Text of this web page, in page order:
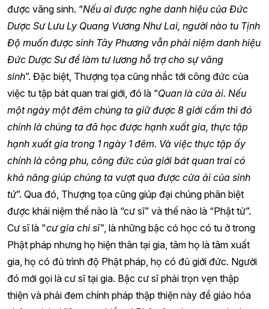
được vãng sinh. “Nếu ai được nghe danh hiệu của Đức
Dược Sư Lưu Ly Quang Vương Như Lai, người nào tu Tịnh
Độ muốn được sinh Tây Phương vẫn phải niệm danh hiệu
Đức Dược Sư để làm tư lương hỗ trợ cho sự vãng
sinh”. Đặc biệt, Thượng tọa cũng nhắc tới công đức của
việc tu tập bát quan trai giới, đó là “Quan là cửa ải. Nếu
một ngày một đêm chúng ta giữ được 8 giới cấm thì đó
chính là chúng ta đã học được hạnh xuất gia, thực tập
hạnh xuất gia trong 1 ngày 1 đêm. Và việc thực tập ấy
chính là công phu, công đức của giới bát quan trai có
khả năng giúp chúng ta vượt qua được cửa ải của sinh
tử”. Qua đó, Thượng tọa cũng giúp đại chúng phân biệt
được khái niệm thế nào là “cư sĩ” và thế nào là “Phật tử”.
Cư sĩ là "cư gia chi sĩ", là những bậc có học có tu ở trong
Phật pháp nhưng họ hiện thân tại gia, tâm họ là tâm xuất
gia, họ có đủ trình độ Phật pháp, họ có đủ giới đức. Người
đó mới gọi là cư sĩ tại gia. Bậc cư sĩ phải trọn vẹn thập
thiện và phải đem chính pháp thập thiện này để giáo hóa